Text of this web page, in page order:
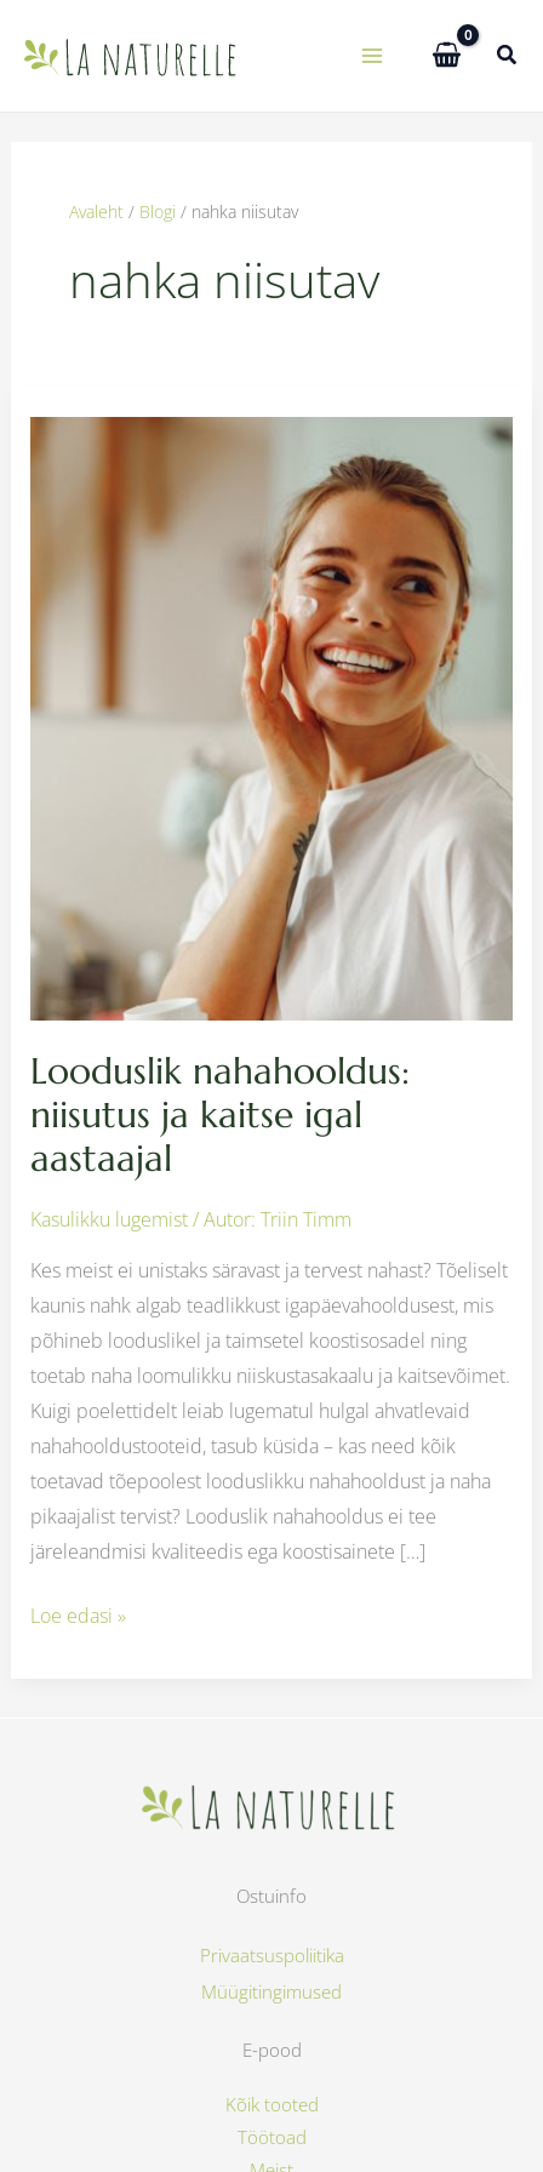
Avaleht Blogi nahka niisutav
nahka niisutav
Looduslik nahahooldus:
niisutus ja kaitse igal
aastaajal
Kasulikku lugemist/ Autor: Triin Timm
Kes meist ei unistaks säravast ja tervest nahast? Tõeliselt
kaunis nahk algab teadlikkust igapäevahooldusest, mis
põhineb looduslikel ja taimsetel koostisosadel ning
toetab naha loomulikku niiskustasakaalu ja kaitsevõimet.
Kuigi poelettidelt leiab lugematul hulgal ahvatlevaid
nahahooldustooteid, tasub küsida – kas need kõik
toetavad tõepoolest looduslikku nahahooldust ja naha
pikaajalist tervist? Looduslik nahahooldus ei tee
järeleandmisi kvaliteedis ega koostisainete […]
aastaajal
Loe edasi »
Ostuinfo
Privaatsuspoliitika
Müügitingimused
E-pood
Kõik tooted
Töötoad